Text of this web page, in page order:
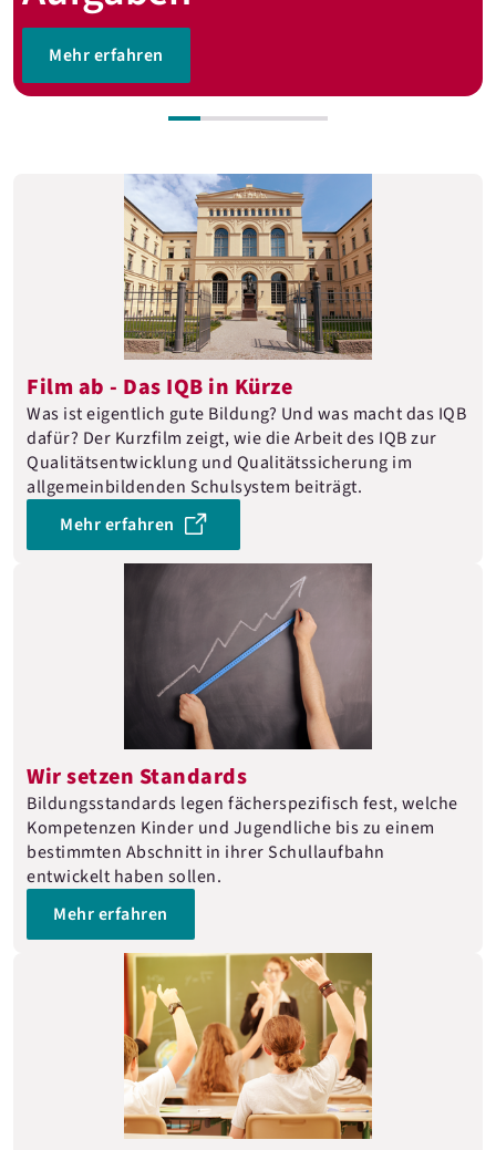
Mehr erfahren
Mehr erfahren
Film ab - Das IQB in Kürze
Was ist eigentlich gute Bildung? Und was macht das IQB
dafür? Der Kurzfilm zeigt, wie die Arbeit des IQB zur
Qualitätsentwicklung und Qualitätssicherung im
allgemeinbildenden Schulsystem beiträgt.
Mehr erfahren
Wir setzen Standards
Bildungsstandards legen fächerspezifisch fest, welche
Kompetenzen Kinder und Jugendliche bis zu einem
bestimmten Abschnitt in ihrer Schullaufbahn
entwickelt haben sollen.
Mehr erfahren